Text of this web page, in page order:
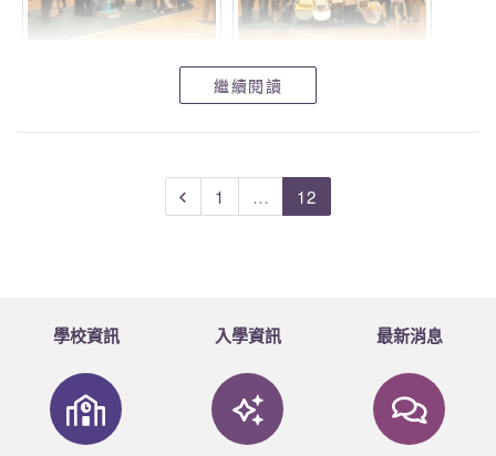
繼續閱讀
1 … 12
學校資訊 入學資訊 最新消息